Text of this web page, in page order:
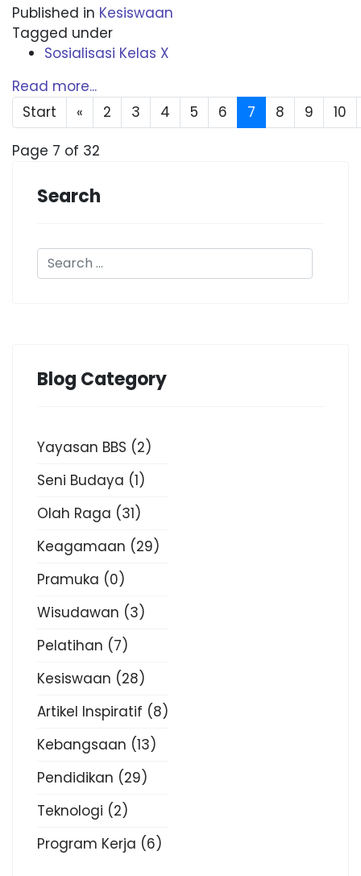
Published in Kesiswaan
Tagged under
Sosialisasi Kelas X
Read more...
Start
« 2 3 4 5 6 7 8 9
10
Page 7 of 32
Search
Blog Category
Yayasan BBS (2)
Seni Budaya (1)
Olah Raga (31)
Keagamaan (29)
Pramuka (0)
Wisudawan (3)
Pelatihan (7)
Kesiswaan (28)
Artikel Inspiratif (8)
Kebangsaan (13)
Pendidikan (29)
Teknologi (2)
Program Kerja (6)